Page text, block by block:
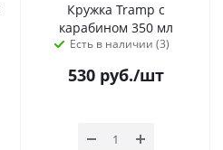
Кружка Tramp с
карабином 350 мл
Есть в наличии (3)
530руб./шт